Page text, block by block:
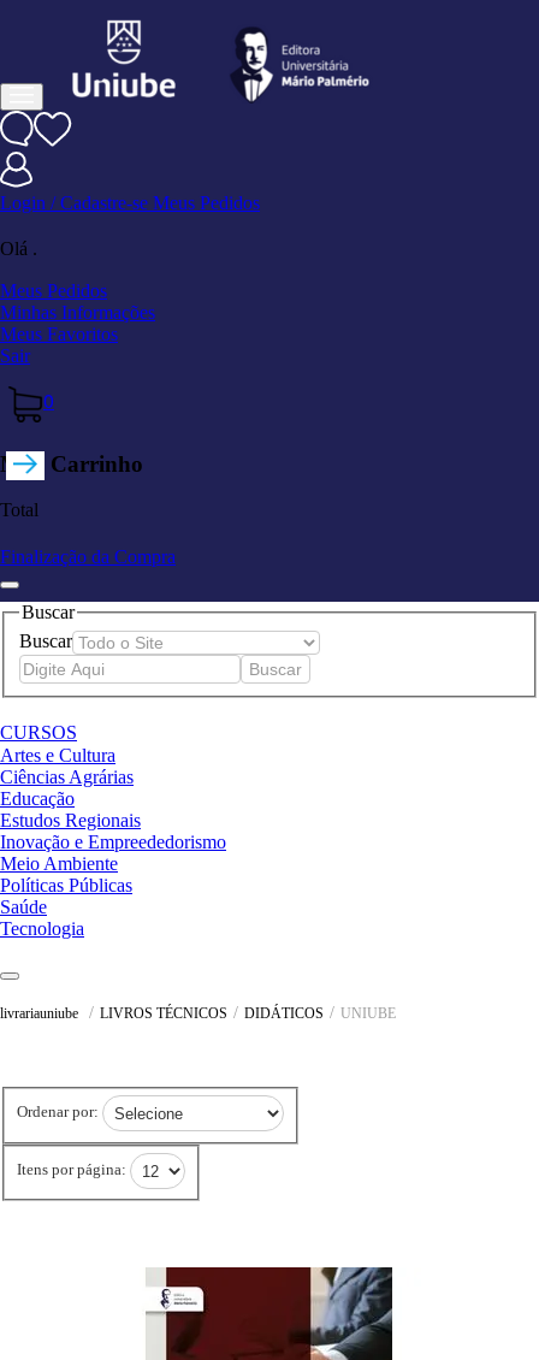
Login / Cadastre-se Meus Pedidos
Olá .
Meus Pedidos
Minhas Informações
Meus Favoritos
Sair
0
Meu Carrinho
Total
Finalização da Compra
Buscar
Buscar
CURSOS
Artes e Cultura
Ciências Agrárias
Educação
Estudos Regionais
Inovação e Empreededorismo
Meio Ambiente
Políticas Públicas
Saúde
Tecnologia
livrariauniube LIVROS TÉCNICOS DIDÁTICOS UNIUBE
Ordenar por:
Itens por página: